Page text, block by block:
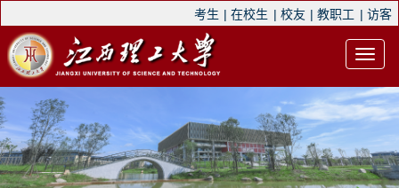
考生 | 在校生 | 校友 | 教职工 | 访客